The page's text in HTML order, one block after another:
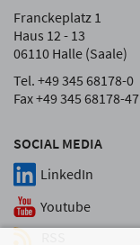
SOCIAL MEDIA
LinkedIn
Youtube
Franckeplatz 1
Haus 12 - 13
06110 Halle (Saale)
Tel. +49 345 68178-0
Fax +49 345 68178-47